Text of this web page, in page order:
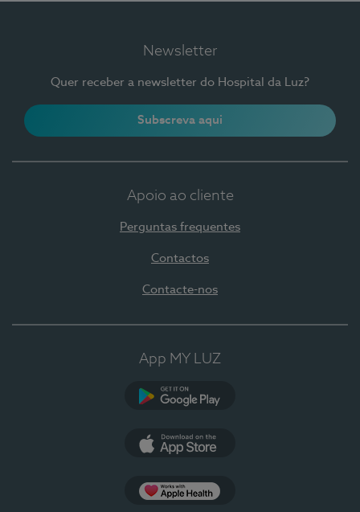
Newsletter
Quer receber a newsletter do Hospital da Luz?
Subscreva aqui
Apoio ao cliente
Perguntas frequentes
Contactos
Contacte-nos
App MY LUZ